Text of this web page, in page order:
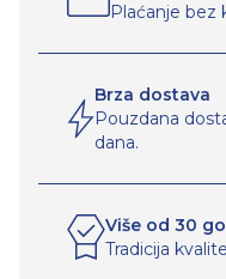
Plaćanje bez
Brza dostava
Pouzdana
dana.
Više od 30
Tradicija